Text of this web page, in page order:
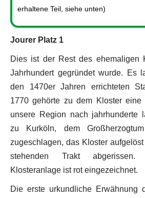
erhaltene Teil, siehe unten)
Jourer Platz 1
Dies ist der Rest des ehemaligen
Jahrhundert gegründet wurde. Es
den 1470er Jahren errichteten
1770 gehörte zu dem Kloster eine
unsere Region nach jahrhunderte
zu Kurköln, dem Großherzogtum
zugeschlagen, das Kloster
stehenden Trakt abgerissen.
Klosteranlage ist rot eingezeichnet.
Die erste urkundliche Erwähnung